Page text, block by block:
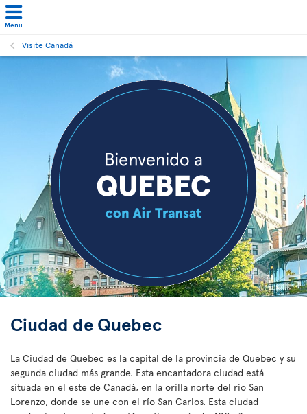
Menú
Visite Canadá
Ciudad de Quebec
La Ciudad de Quebec es la capital de la provincia de Quebec y su
segunda ciudad más grande. Esta encantadora ciudad está
situada en el este de Canadá, en la orilla norte del río San
Lorenzo, donde se une con el río San Carlos. Esta ciudad